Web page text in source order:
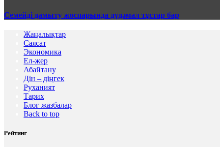
Семейді дамыту жоспарында дүдәмал тұстар бар
Жаңалықтар
Саясат
Экономика
Ел-жер
Абайтану
Дін – діңгек
Руханият
Тарих
Блог жазбалар
Back to top
Рейтинг